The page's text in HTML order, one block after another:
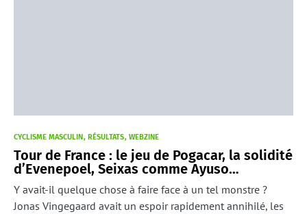
CYCLISME MASCULIN RÉSULTATS WEBZINE
Tour de France : le jeu de Pogacar, la solidité
d’Evenepoel, Seixas comme Ayuso…
Y avait-il quelque chose à faire face à un tel monstre ?
Jonas Vingegaard avait un espoir rapidement annihilé, les